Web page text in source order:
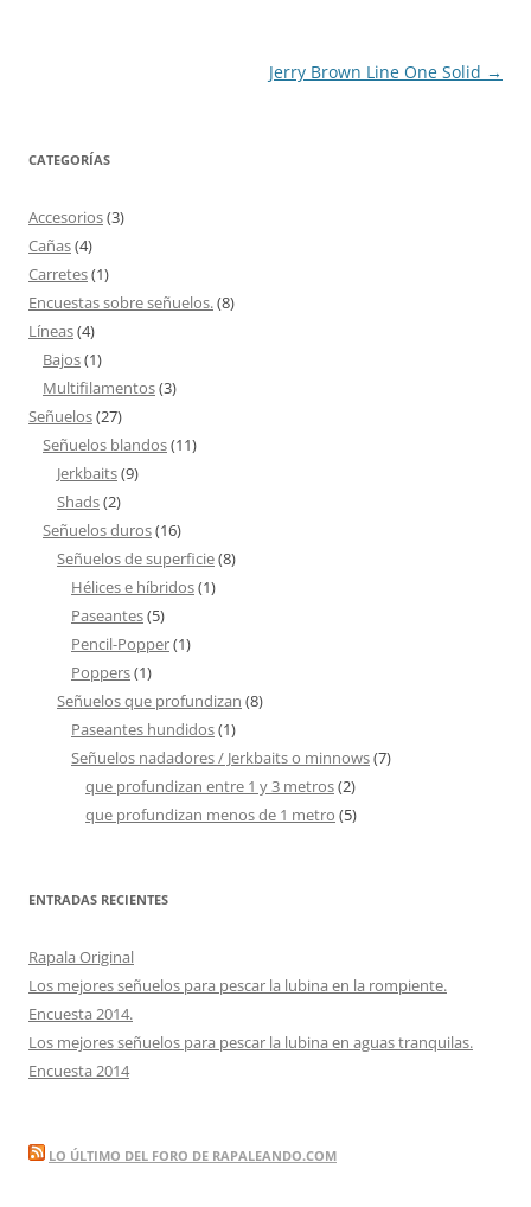
Jerry Brown Line One Solid →
CATEGORÍAS
Accesorios(3)
Cañas(4)
Carretes(1)
Encuestas sobre señuelos.(8)
Líneas(4)
Bajos(1)
Multifilamentos(3)
Señuelos(27)
Señuelos blandos(11)
Jerkbaits(9)
Shads(2)
Señuelos duros(16)
Señuelos de superficie(8)
Hélices e híbridos(1)
Paseantes(5)
Pencil-Popper(1)
Poppers(1)
Señuelos que profundizan (8)
Paseantes hundidos(1)
Señuelos nadadores / Jerkbaits o minnows(7)
que profundizan entre 1 y 3 metros(2)
que profundizan menos de 1 metro (5)
ENTRADAS RECIENTES
Rapala Original
Los mejores señuelos para pescar la lubina en la rompiente.
Encuesta 2014.
Los mejores señuelos para pescar la lubina en aguas tranquilas.
Encuesta 2014
LO ÚLTIMO DEL FORO DE RAPALEANDO.COM